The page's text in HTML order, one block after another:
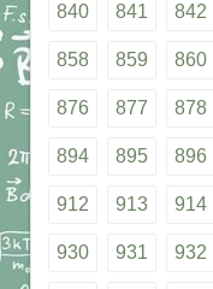
840 841 842
858 859 860
876 877 878
894 895 896
912 913 914
930 931 932